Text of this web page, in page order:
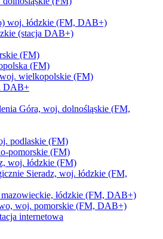
woj. łódzkie (FM, DAB+)
(stacja DAB+)
(FM)
(FM)
woj. wielkopolskie (FM)
DAB+
Góra, woj. dolnośląskie (FM,
podlaskie (FM)
pomorskie (FM)
woj. łódzkie (FM)
Sieradz, woj. łódzkie (FM,
mazowieckie, łódzkie (FM, DAB+)
woj. pomorskie (FM, DAB+)
internetowa